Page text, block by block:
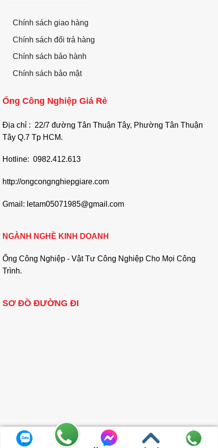
Chính sách giao hàng
Chính sách đổi trả hàng
Chính sách bảo hành
Chính sách bảo mật
Ống Công Nghiệp Giá Rẻ
Địa chỉ : 22/7 đường Tân Thuận Tây, Phường Tân Thuận
Tây Q.7 Tp HCM.
Hotline: 0982.412.613
http://ongcongnghiepgiare.com
Gmail: letam05071985@gmail.com
NGÀNH NGHỀ KINH DOANH
Ống Công Nghiệp - Vật Tư Công Nghiệp Cho Mọi Công
Trình.
SƠ ĐỒ ĐƯỜNG ĐI
Bản quyền thuộc về http://ongcongnghiepgiare.com